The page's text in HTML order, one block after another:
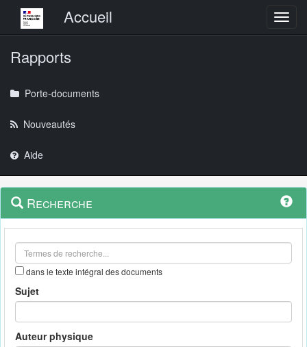
Menu principalAccueil
Rapports
Porte-documents
Nouveautés
Aide
Navigation
outils
Menu
contextuel
Recherche
dans le texte intégral des documents
Sujet
Auteur physique